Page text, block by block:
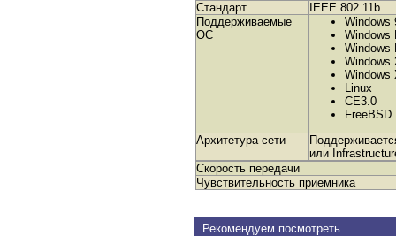
Стандарт
IEEE 802.11b
Поддерживаемые
ОС
Windows
Windows
Windows
Windows
Windows
Linux
CE3.0
FreeBSD
Архитетура сети
или
Скорость передачи
Чувствительность приемника
Рекомендуем посмотреть